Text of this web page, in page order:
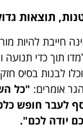
תוצאות
חייבת להיות
תוך כדי תנועה
לבנות בסיס
אומרים: "כל
לעבר חופש
יודה לכם".